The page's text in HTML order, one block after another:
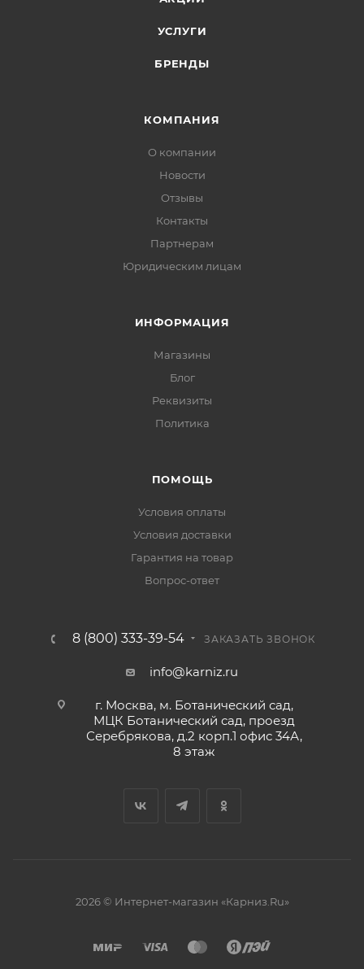
УСЛУГИ
БРЕНДЫ
КОМПАНИЯ
О компании
Новости
Отзывы
Контакты
Партнерам
Юридическим лицам
ИНФОРМАЦИЯ
Магазины
Блог
Реквизиты
Политика
ПОМОЩЬ
Условия оплаты
Условия доставки
Гарантия на товар
Вопрос-ответ
8 (800) 333-39-54 ЗАКАЗАТЬ ЗВОНОК
info@karniz.ru
г. Москва, м. Ботанический сад,
МЦК Ботанический сад, проезд
Серебрякова, д.2 корп.1 офис 34А,
8 этаж
2026 © Интернет-магазин «Карниз.Ru»